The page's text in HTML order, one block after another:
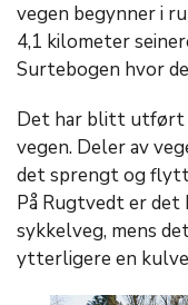
vegen begynner i
4,1 kilometer
Surtebogen hvor
Det har blitt utført
vegen. Deler av
det sprengt og
På Rugtvedt er
sykkelveg, mens
ytterligere en